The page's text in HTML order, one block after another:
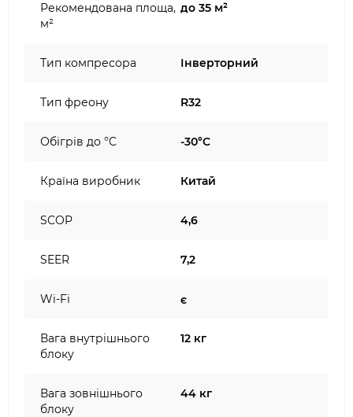
Рекомендована площа,
м²
до 35 м²
Тип компресора Інверторний
Тип фреону R32
Обігрів до °C -30°C
Країна виробник Китай
SCOP 4,6
SEER 7,2
Wi-Fi є
Вага внутрішнього
блоку
12 кг
Вага зовнішнього
блоку
44 кг